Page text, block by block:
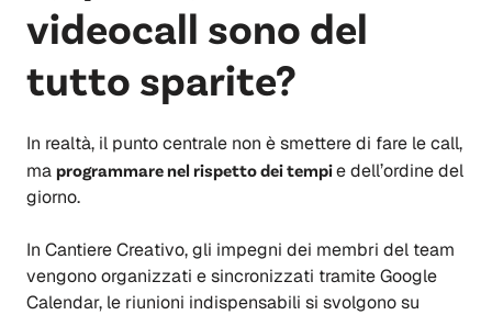
videocall sono del
tutto sparite?
In realtà, il punto centrale non è smettere di fare le call,
ma programmare nel rispetto dei tempie dell’ordine del
giorno.
In Cantiere Creativo, gli impegni dei membri del team
vengono organizzati e sincronizzati tramite Google
Calendar, le riunioni indispensabili si svolgono su